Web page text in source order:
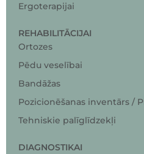
Ergoterapijai
REHABILITĀCIJAI
Ortozes
Pēdu veselībai
Bandāžas
Pozicionēšanas inventārs /
Tehniskie palīglīdzekļi
DIAGNOSTIKAI